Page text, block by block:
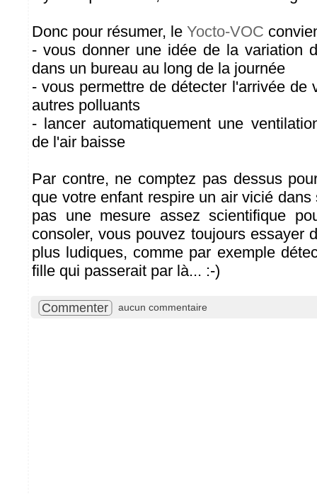
Donc pour résumer, le Yocto-VOC
- vous donner une idée de la variation
dans un bureau au long de la journée
- vous permettre de détecter l'arrivée de
autres polluants
- lancer automatiquement une
de l'air baisse
Par contre, ne comptez pas dessus
que votre enfant respire un air vicié
pas une mesure assez scientifique
consoler, vous pouvez toujours essayer
plus ludiques, comme par exemple
fille qui passerait par là... :-)
Commenter aucun commentaire